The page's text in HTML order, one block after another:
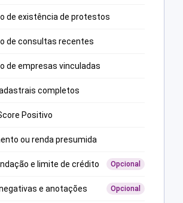
de existência de protestos
de consultas recentes
de empresas vinculadas
completos
Positivo
ou renda presumida
e limite de crédito Opcional
e anotações Opcional